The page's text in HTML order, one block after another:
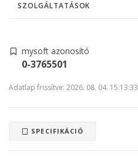
SZOLGÁLTATÁSOK
mysoft azonosító
0-3765501
Adatlap frissítve: 2026. 08. 04. 15:13:33
SPECIFIKÁCIÓ